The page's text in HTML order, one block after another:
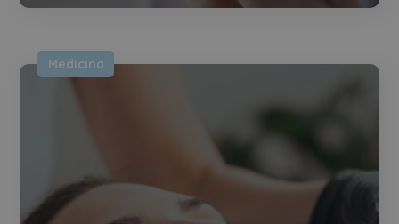
Medicina